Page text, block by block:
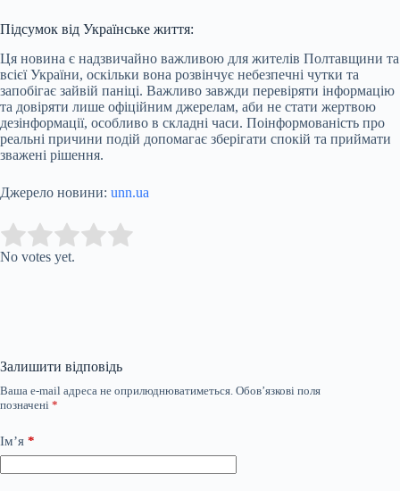
Підсумок від Українське життя:
Ця новина є надзвичайно важливою для жителів Полтавщини та
всієї України, оскільки вона розвінчує небезпечні чутки та
запобігає зайвій паніці. Важливо завжди перевіряти інформацію
та довіряти лише офіційним джерелам, аби не стати жертвою
дезінформації, особливо в складні часи. Поінформованість про
реальні причини подій допомагає зберігати спокій та приймати
зважені рішення.
Джерело новини: unn.ua
Rate this item:
No votes yet.
Залишити відповідь
Ваша e-mail адреса не оприлюднюватиметься. Обов’язкові поля
позначені *
Ім’я *